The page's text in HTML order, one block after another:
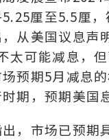
厘至5.5厘
从美国议息声
太可能减息，
预期5月减息
期，预期美国
，市场已预期